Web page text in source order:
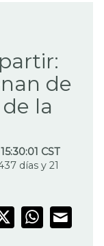
de
la
CST
días y 21